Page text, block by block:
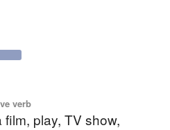
verb
play, TV show,